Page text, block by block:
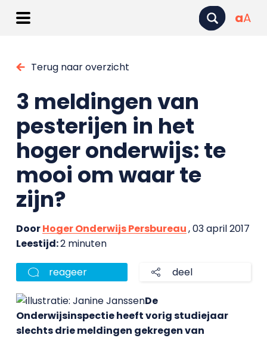
aA
Terug naar overzicht
3 meldingen van
pesterijen in het
hoger onderwijs: te
mooi om waar te
zijn?
DoorHoger Onderwijs Persbureau, 03 april 2017
Leestijd:2 minuten
reageer deel
De
Onderwijsinspectie heeft vorig studiejaar
slechts drie meldingen gekregen van